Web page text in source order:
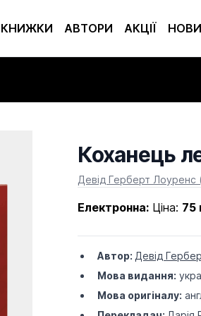
КНИЖКИ АВТОРИ АКЦІЇ
Коханець
Product information
Девід Герберт Лоуренс
Електронна: Ціна: 75
Автор: Девід
Мова видання:
Мова оригіналу: